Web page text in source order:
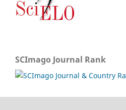
SCImago Journal Rank